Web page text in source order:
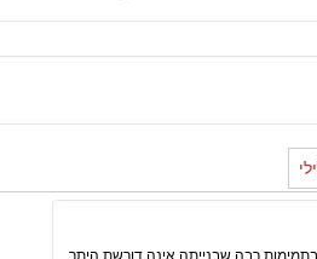
רבה שבנייתה אינה דורשת היתר